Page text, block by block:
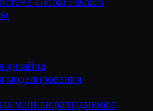
дизайна
моделирования
маникюра/педикюра